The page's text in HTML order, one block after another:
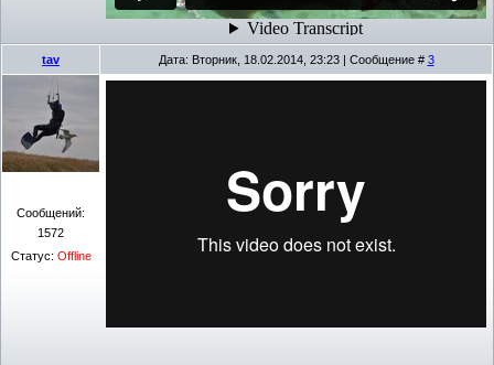
tav Дата: Вторник, 18.02.2014, 23:23 | Сообщение # 3
Сообщений:
1572
Статус: Offline